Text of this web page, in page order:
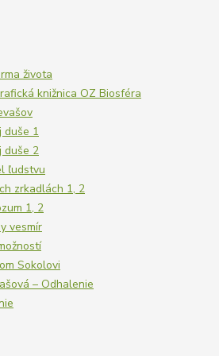
života
knižnica OZ Biosféra
duše 1
duše 2
ľudstvu
zrkadlách 1, 2
1, 2
vesmír
Sokolovi
– Odhalenie